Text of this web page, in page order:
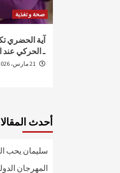
صحة و تغذية
آية الحضري
ـ الحركي عند
أحدث
سليمان يحب
المهرجان